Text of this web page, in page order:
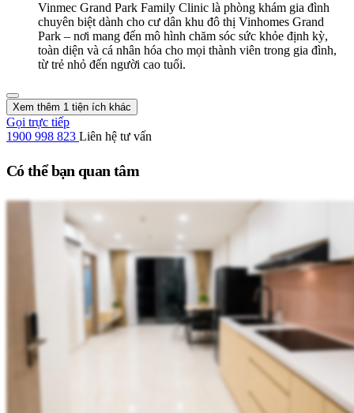
Vinmec Grand Park Family Clinic là phòng khám gia đình
chuyên biệt dành cho cư dân khu đô thị Vinhomes Grand
Park – nơi mang đến mô hình chăm sóc sức khỏe định kỳ,
toàn diện và cá nhân hóa cho mọi thành viên trong gia đình,
từ trẻ nhỏ đến người cao tuổi.
Xem thêm 1 tiện ích khác
Gọi trực tiếp
1900 998 823 Liên hệ tư vấn
Có thể bạn quan tâm